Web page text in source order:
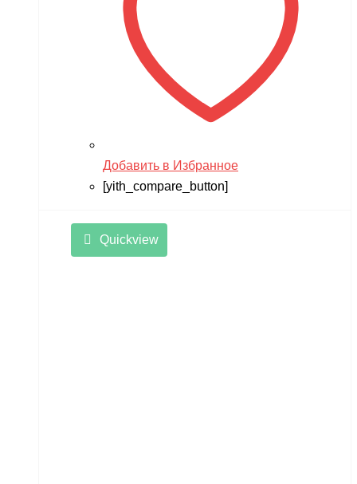
Добавить в Избранное
[yith_compare_button]
Quickview